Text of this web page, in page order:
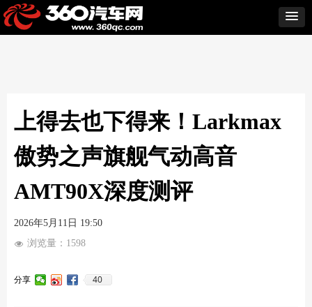
上得去也下得来！Larkmax
傲势之声旗舰气动高音
AMT90X深度测评
2026年5月11日 19:50
分享 40
넶 浏览量： 1598